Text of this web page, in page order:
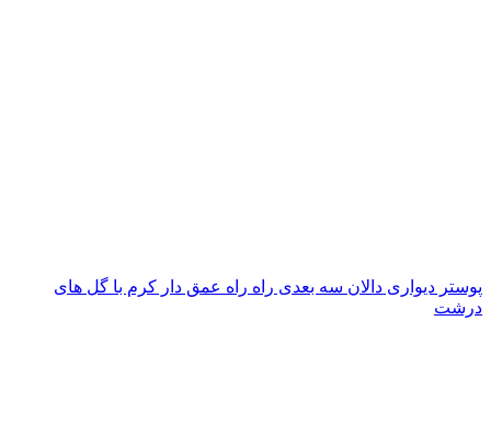
پوستر دیواری دالان سه بعدی راه راه عمق دار کرم با گل های
درشت